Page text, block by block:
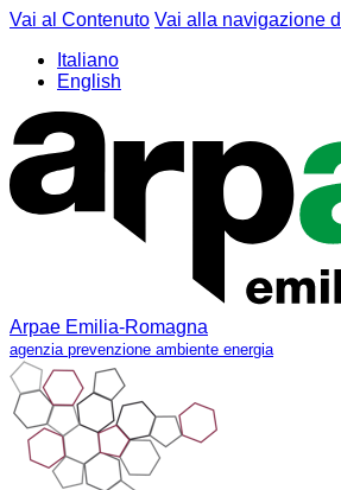
Vai al Contenuto Vai alla navigazione
Italiano
English
Arpae Emilia-Romagna
agenzia prevenzione ambiente energia